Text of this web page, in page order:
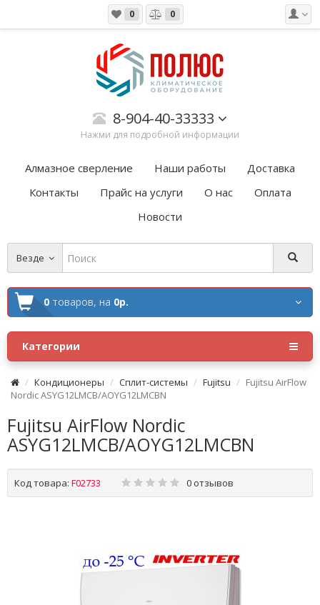
0 0
8-904-40-33333
Нажми для подробной информации
Алмазное сверление Наши работы
Доставка
Контакты
Прайс на услуги О нас
Оплата
Новости
Везде
0 товаров, на 0р.
Категории
Кондиционеры Сплит-системы Fujitsu
Fujitsu AirFlow
Nordic ASYG12LMCB/AOYG12LMCBN
Fujitsu AirFlow Nordic
ASYG12LMCB/AOYG12LMCBN
Код товара: F02733 0 отзывов